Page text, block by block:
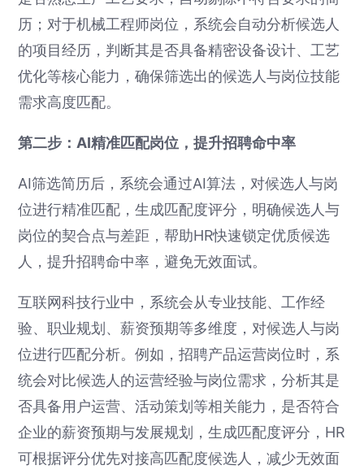
历；对于机械工程师岗位，系统会自动分析候选人
的项目经历，判断其是否具备精密设备设计、工艺
优化等核心能力，确保筛选出的候选人与岗位技能
需求高度匹配。
第二步：AI精准匹配岗位，提升招聘命中率
AI筛选简历后，系统会通过AI算法，对候选人与岗
位进行精准匹配，生成匹配度评分，明确候选人与
岗位的契合点与差距，帮助HR快速锁定优质候选
人，提升招聘命中率，避免无效面试。
互联网科技行业中，系统会从专业技能、工作经
验、职业规划、薪资预期等多维度，对候选人与岗
位进行匹配分析。例如，招聘产品运营岗位时，系
统会对比候选人的运营经验与岗位需求，分析其是
否具备用户运营、活动策划等相关能力，是否符合
企业的薪资预期与发展规划，生成匹配度评分，HR
可根据评分优先对接高匹配度候选人，减少无效面